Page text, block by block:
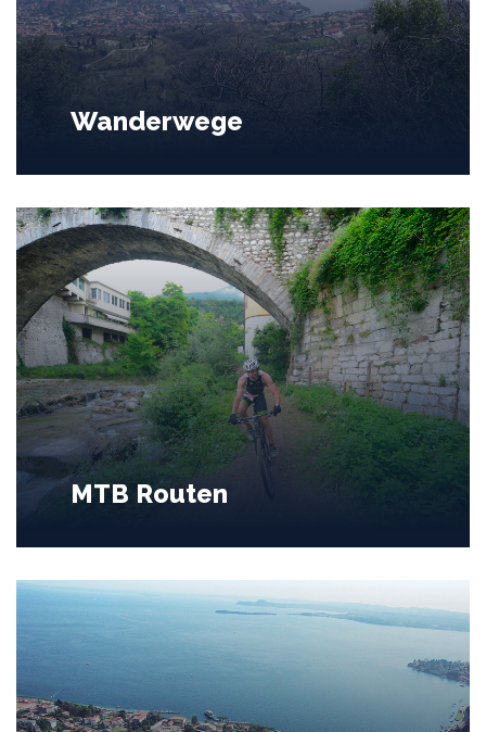
Wanderwege
MTB Routen